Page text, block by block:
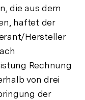
die aus dem
haftet der
Hersteller
Rechnung
von drei
der